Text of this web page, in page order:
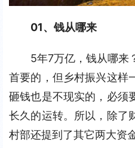
01、钱从哪来
5年7万亿，钱从哪来
首要的，但乡村振兴这样
砸钱也是不现实的，必须
长久的运转。所以，除了
村部还提到了其它两大资